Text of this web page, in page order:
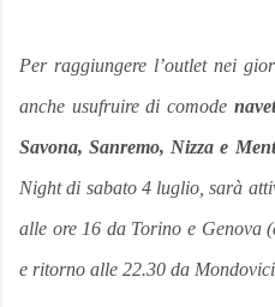
Per raggiungere l’outlet nei
anche usufruire di comode
Savona, Sanremo, Nizza e
Night di sabato 4 luglio, sarà
alle ore 16 da Torino e Genova
e ritorno alle 22.30 da